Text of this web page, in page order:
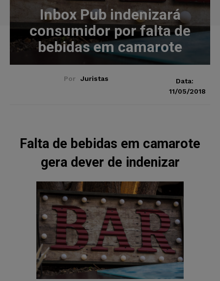
Inbox Pub indenizará
consumidor por falta de
bebidas em camarote
Por Juristas
Data:
11/05/2018
Falta de bebidas em camarote
gera dever de indenizar